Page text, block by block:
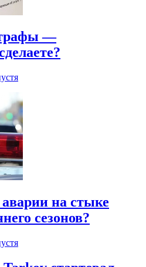
—
на стыке
сезонов?